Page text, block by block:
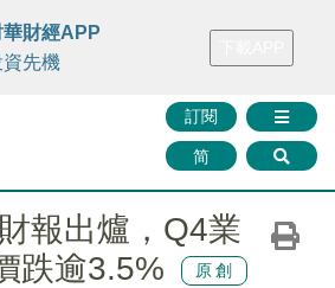
FINMETA 財華證券 媒體矩陣
訂閱
简
財經APP
先機
報出爐，Q4業
跌逾3.5%
原創